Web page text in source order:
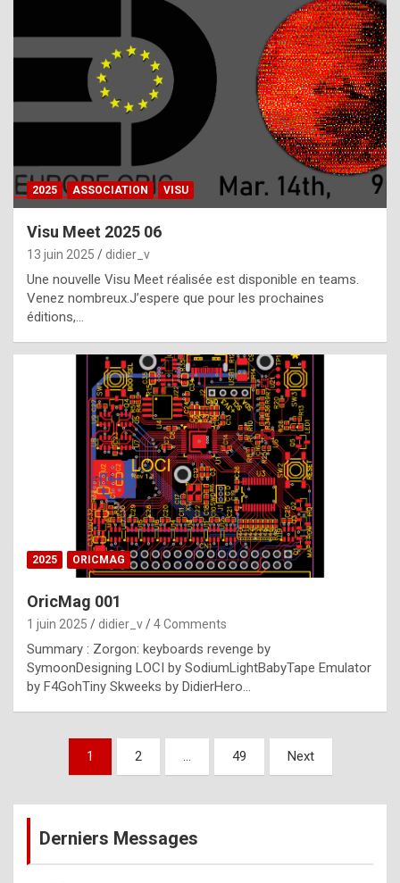
h
a
t
t
e
b
e
s
t
p
h
o
n
y
l
e
x
a
%
2025 ASSOCIATION VISU
Visu Meet 2025 06
13 juin 2025 didier_v
Une nouvelle Visu Meet réalisée est disponible en teams.
Venez nombreux.J’espere que pour les prochaines
éditions,…
2025 ORICMAG
OricMag 001
1 juin 2025 didier_v 4 Comments
Summary : Zorgon: keyboards revenge by
SymoonDesigning LOCI by SodiumLightBabyTape Emulator
by F4GohTiny Skweeks by DidierHero…
Pagination
publications
1 2 … 49 Next
Derniers Messages